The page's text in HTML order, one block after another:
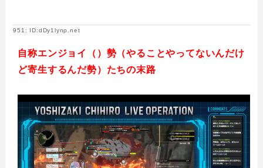
951: ID:dDy1lynp.net
自称エンジョイ（）勢（やることやってないんだけ
ど寄生するんだ勢）たちの末路